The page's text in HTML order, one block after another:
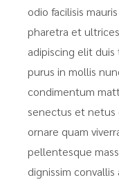
odio facilisis
pharetra et
adipiscing elit
purus in mollis
condimentum
senectus et netus
ornare quam
pellentesque
dignissim